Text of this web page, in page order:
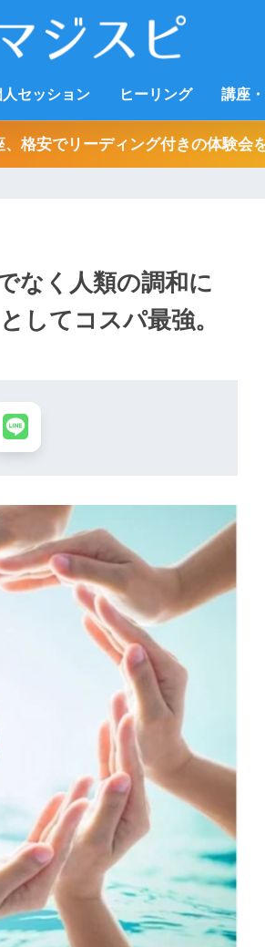
人セッション ヒーリング 講座
格安でリーディング付きの体験会
なく人類の調和に
してコスパ最強。